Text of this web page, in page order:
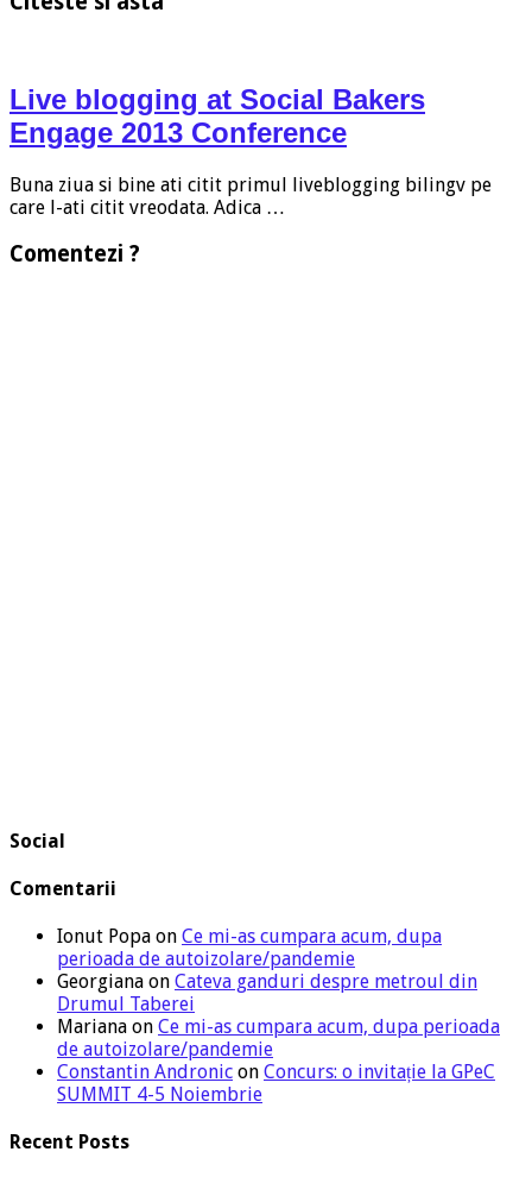
Live blogging at Social Bakers
Engage 2013 Conference
Buna ziua si bine ati citit primul liveblogging bilingv pe
care l-ati citit vreodata. Adica …
Comentezi ?
Social
Comentarii
Ionut Popa on Ce mi-as cumpara acum, dupa
perioada de autoizolare/pandemie
Georgiana on Cateva ganduri despre metroul din
Drumul Taberei
Mariana on Ce mi-as cumpara acum, dupa perioada
de autoizolare/pandemie
Constantin Andronic on Concurs: o invitație la GPeC
SUMMIT 4-5 Noiembrie
Recent Posts